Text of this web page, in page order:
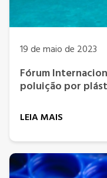
19 de maio de 2023
Fórum
poluição por
LEIA MAIS